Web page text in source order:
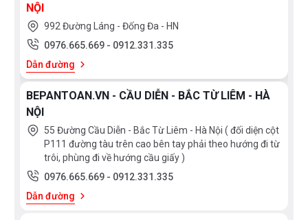
3.000.000
5.000.000
10.000.000
10.000.000
15.000.000
NỘI
992 Đường Láng - Đống Đa - HN
0976.665.669 - 0912.331.335
Dẫn đường
BEPANTOAN.VN - CẦU DIỄN - BẮC TỪ LIÊM - HÀ
NỘI
55 Đường Cầu Diễn - Bắc Từ Liêm - Hà Nội ( đối diện cột
P111 đường tàu trên cao bên tay phải theo hướng đi từ
trôi, phùng đi về hướng cầu giấy )
0976.665.669 - 0912.331.335
Dẫn đường